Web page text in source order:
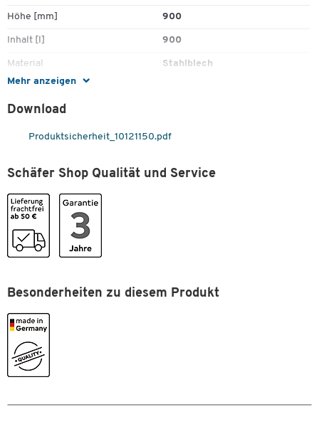
Mehr anzeigen
Höhe [mm] 900
Inhalt [l] 900
Material Stahlblech
Oberfläche
Tiefe [mm]
Tragkraft [kg] 2000
Breite [mm]
Download
Produktsicherheit_10121150.pdf
Schäfer Shop Qualität und Service
Besonderheiten zu diesem Produkt